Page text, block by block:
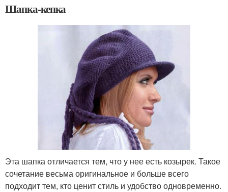
Шапка-кепка
Эта шапка отличается тем, что у нее есть козырек. Такое
сочетание весьма оригинальное и больше всего
подходит тем, кто ценит стиль и удобство одновременно.